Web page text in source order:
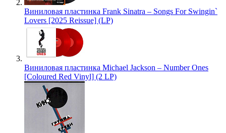
Виниловая пластинка Frank Sinatra – Songs For Swingin`
Lovers [2025 Reissue] (LP)
Виниловая пластинка Michael Jackson – Number Ones
[Coloured Red Vinyl] (2 LP)